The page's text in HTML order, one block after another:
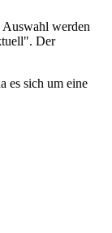
werden
Der
es sich um eine